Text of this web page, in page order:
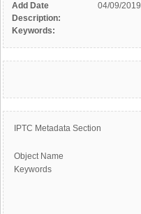
Add Date
04/09/2019
Description:
Keywords:
IPTC Metadata Section
Object Name
Keywords